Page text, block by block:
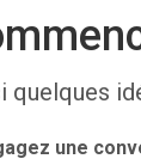
quelques
une